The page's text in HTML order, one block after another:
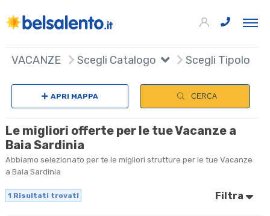
VACANZE Scegli Catalogo Scegli Tipologia
APRI MAPPA CERCA
Le migliori offerte per le tue Vacanze a
Baia Sardinia
Abbiamo selezionato per te le migliori strutture per le tue Vacanze
a Baia Sardinia
1 Risultati trovati Filtra
+